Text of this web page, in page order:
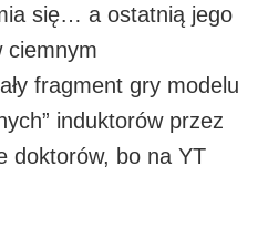
się… a ostatnią jego
ciemnym
fragment gry modelu
induktorów przez
doktorów, bo na YT